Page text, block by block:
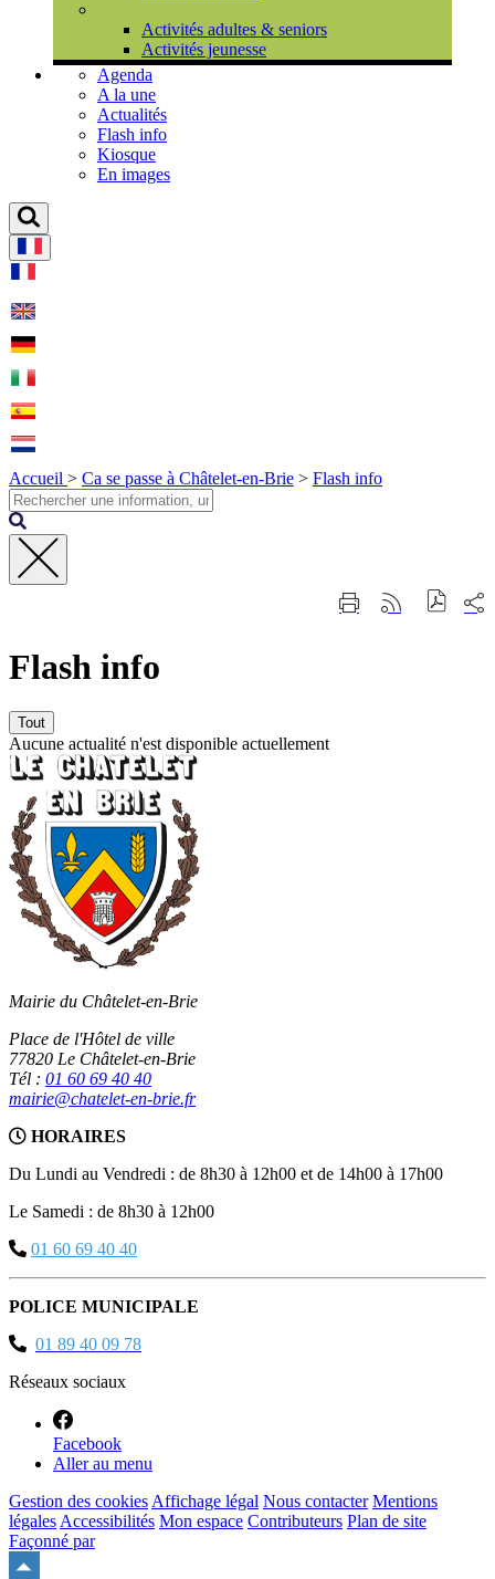
Activités adultes & seniors
Activités jeunesse
Agenda
A la une
Actualités
Flash info
Kiosque
En images
Accueil > Ca se passe à Châtelet-en-Brie > Flash info
Fermer
ImprimerGénérer
sur
Flash info
Tout
Aucune actualité n'est disponible actuellement
Mairie du Châtelet-en-Brie
Place de l'Hôtel de ville
77820 Le Châtelet-en-Brie
Tél : 01 60 69 40 40
mairie@chatelet-en-brie.fr
HORAIRES
Du Lundi au Vendredi : de 8h30 à 12h00 et de 14h00 à 17h00
Le Samedi : de 8h30 à 12h00
01 60 69 40 40
POLICE MUNICIPALE
01 89 40 09 78
Réseaux sociaux
Facebook
Aller au menu
Gestion des cookies Affichage légal Nous contacter Mentions
légales Accessibilités Mon espace Contributeurs Plan de site
Façonné par